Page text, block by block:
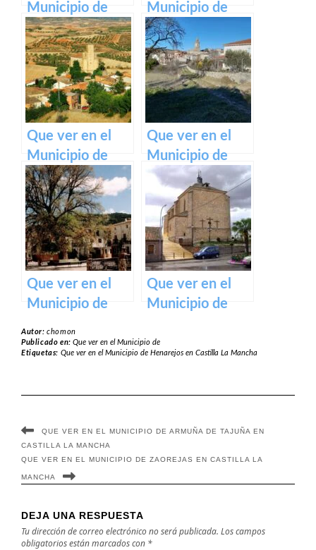
Municipio de
Salvacañete en
Castilla La
Mancha
Municipio de
Hinojosas de
Calatrava en
Castilla La
Mancha
Que ver en el
Municipio de
Alarilla en
Castilla La
Mancha
Que ver en el
Municipio de
Escamilla en
Castilla La
Mancha
Que ver en el
Municipio de
Castilla La
Que ver en el
Municipio de
Castilla La
Autor:chomon
Publicado en:Que ver en el Municipio de
Etiquetas: Que ver en el Municipio de Henarejos en Castilla La Mancha
QUE VER EN EL MUNICIPIO DE ARMUÑA DE TAJUÑA EN
CASTILLA LA MANCHA
QUE VER EN EL MUNICIPIO DE ZAOREJAS EN CASTILLA LA
MANCHA
DEJA UNA RESPUESTA
Tu dirección de correo electrónico no será publicada. Los campos
obligatorios están marcados con *